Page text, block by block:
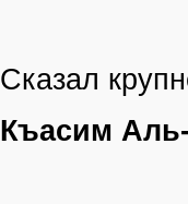
Сказал
Къасим